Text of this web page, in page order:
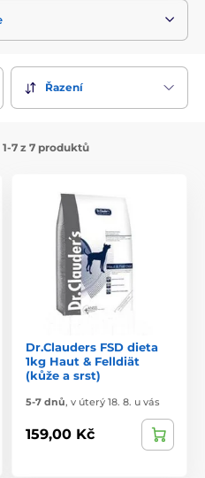
Řazení
7 z 7 produktů
Dr.Clauders FSD dieta
1kg Haut & Felldiät
(kůže a srst)
5-7 dnů, v úterý 18. 8. u vás
159,00 Kč